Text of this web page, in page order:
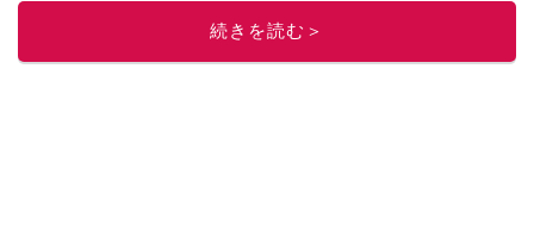
た、自身のキャリアコーデでもそのメソッドを活用し、経験とスキルを日々
積み上げ続けている外資系企業のコンサルタント（25年以上のキャリア）か
つ２児の母です。
続きを読む＞